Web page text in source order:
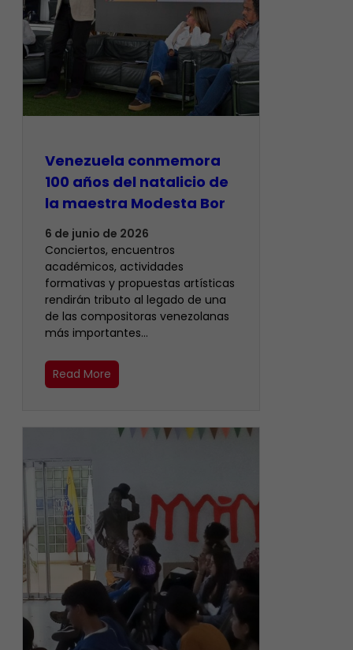
Venezuela conmemora
100 años del natalicio de
la maestra Modesta Bor
6 de junio de 2026
Conciertos, encuentros
académicos, actividades
formativas y propuestas artísticas
rendirán tributo al legado de una
de las compositoras venezolanas
más importantes…
Read More